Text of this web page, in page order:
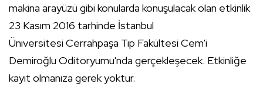
makina arayüzü gibi konularda konuşulacak olan etkinlik
23 Kasım 2016 tarhinde İstanbul
Üniversitesi Cerrahpaşa Tıp Fakültesi Cem'i
Demiroğlu Oditoryumu'nda gerçekleşecek. Etkinliğe
kayıt olmanıza gerek yoktur.